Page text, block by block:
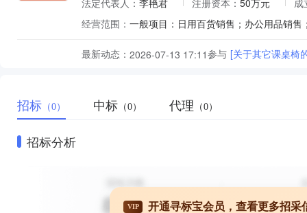
法定代表人： 李艳君 注册资本： 50万元
成
经营范围：
最新动态： 2026-07-13 17:11参与 [关于其它课桌椅
招标 （0） 中标 （0） 代理 （0）
招标分析
VIP 开通寻标宝会员，查看更多招采